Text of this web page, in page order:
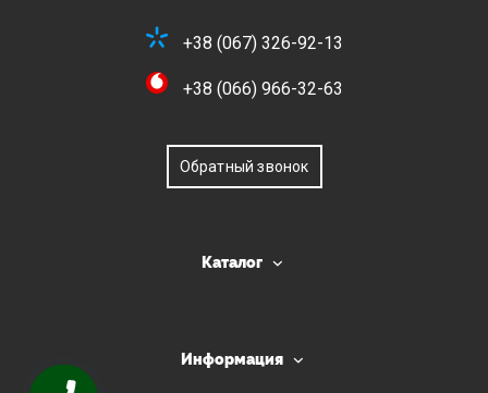
+38 (067) 326-92-13
+38 (066) 966-32-63
Обратный звонок
Каталог
Информация